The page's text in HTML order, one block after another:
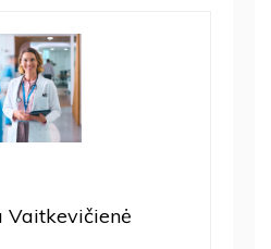
Vaitkevičienė